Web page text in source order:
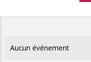
Aucun événement